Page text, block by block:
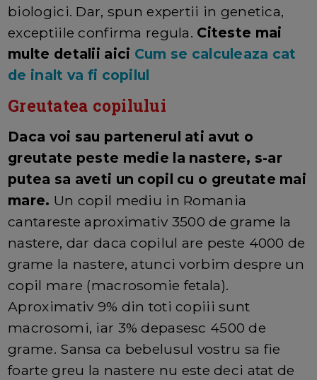
biologici. Dar, spun expertii in genetica,
exceptiile confirma regula. Citeste mai
multe detalii aici Cum se calculeaza cat
de inalt va fi copilul
Greutatea copilului
Daca voi sau partenerul ati avut o
greutate peste medie la nastere, s-ar
putea sa aveti un copil cu o greutate mai
mare. Un copil mediu in Romania
cantareste aproximativ 3500 de grame la
nastere, dar daca copilul are peste 4000 de
grame la nastere, atunci vorbim despre un
copil mare (macrosomie fetala).
Aproximativ 9% din toti copiii sunt
macrosomi, iar 3% depasesc 4500 de
grame. Sansa ca bebelusul vostru sa fie
foarte greu la nastere nu este deci atat de